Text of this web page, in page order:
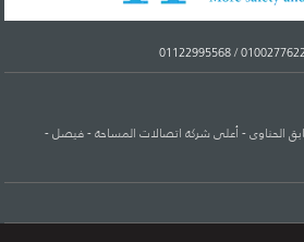
/
01122995568
الحناوى - أعلى شركة اتصالات المساحة - فيصل -